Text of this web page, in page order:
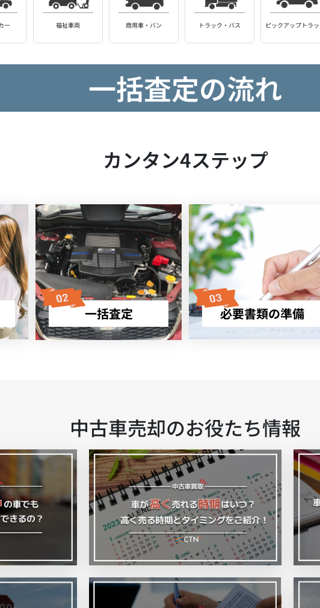
ー 福祉車両 商用車・バン トラック・バス ピックアップ トラ
一括査定の流れ
カンタン4ステップ
一括査定 必要書類の準備
中古車売却のお役たち情報